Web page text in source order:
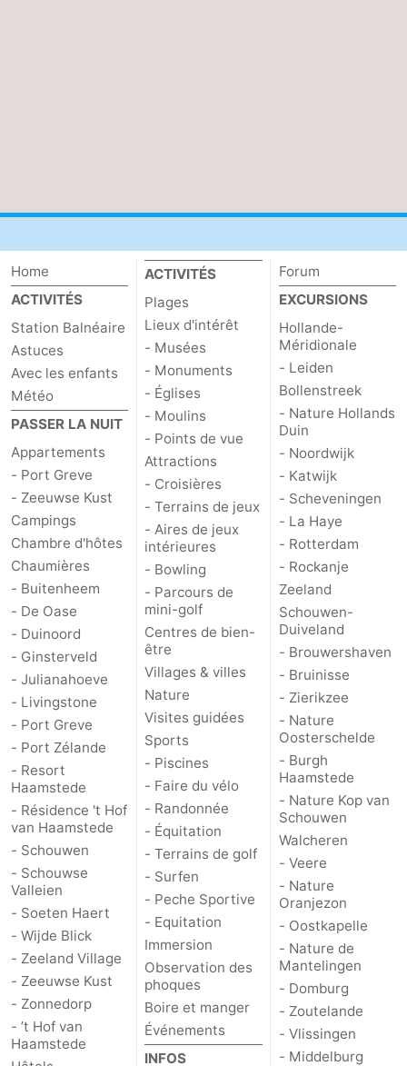
Home
ACTIVITÉS
Station Balnéaire
Astuces
Avec les enfants
Météo
PASSER LA NUIT
Appartements
- Port Greve
- Zeeuwse Kust
Campings
Chambre d'hôtes
Chaumières
- Buitenheem
- De Oase
- Duinoord
- Ginsterveld
- Julianahoeve
- Livingstone
- Port Greve
- Port Zélande
- Resort
Haamstede
- Résidence 't Hof
van Haamstede
- Schouwen
- Schouwse
Valleien
- Soeten Haert
- Wijde Blick
- Zeeland Village
- Zeeuwse Kust
- Zonnedorp
- ’t Hof van
Haamstede
ACTIVITÉS
Plages
Lieux d'intérêt
- Musées
- Monuments
- Églises
- Moulins
- Points de vue
Attractions
- Croisières
- Terrains de jeux
- Aires de jeux
intérieures
- Bowling
- Parcours de
mini-golf
Centres de bien-
être
Villages & villes
Nature
Visites guidées
Sports
- Piscines
- Faire du vélo
- Randonnée
- Équitation
- Terrains de golf
- Surfen
- Peche Sportive
- Equitation
Immersion
Observation des
phoques
Boire et manger
Événements
INFOS
Forum
EXCURSIONS
Hollande-
Méridionale
- Leiden
Bollenstreek
- Nature Hollands
Duin
- Noordwijk
- Katwijk
- Scheveningen
- La Haye
- Rotterdam
- Rockanje
Zeeland
Schouwen-
Duiveland
- Brouwershaven
- Bruinisse
- Zierikzee
- Nature
Oosterschelde
- Burgh
Haamstede
- Nature Kop van
Schouwen
Walcheren
- Veere
- Nature
Oranjezon
- Oostkapelle
- Nature de
Mantelingen
- Domburg
- Zoutelande
- Vlissingen
- Middelburg